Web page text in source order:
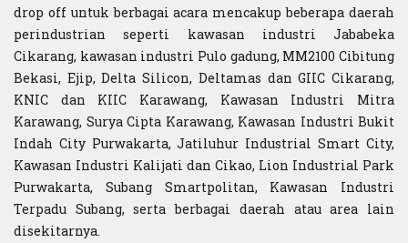
drop off untuk berbagai acara mencakup beberapa daerah
perindustrian seperti kawasan industri Jababeka
Cikarang, kawasan industri Pulo gadung, MM2100 Cibitung
Bekasi, Ejip, Delta Silicon, Deltamas dan GIIC Cikarang,
KNIC dan KIIC Karawang, Kawasan Industri Mitra
Karawang, Surya Cipta Karawang, Kawasan Industri Bukit
Indah City Purwakarta, Jatiluhur Industrial Smart City,
Kawasan Industri Kalijati dan Cikao, Lion Industrial Park
Purwakarta, Subang Smartpolitan, Kawasan Industri
Terpadu Subang, serta berbagai daerah atau area lain
disekitarnya.